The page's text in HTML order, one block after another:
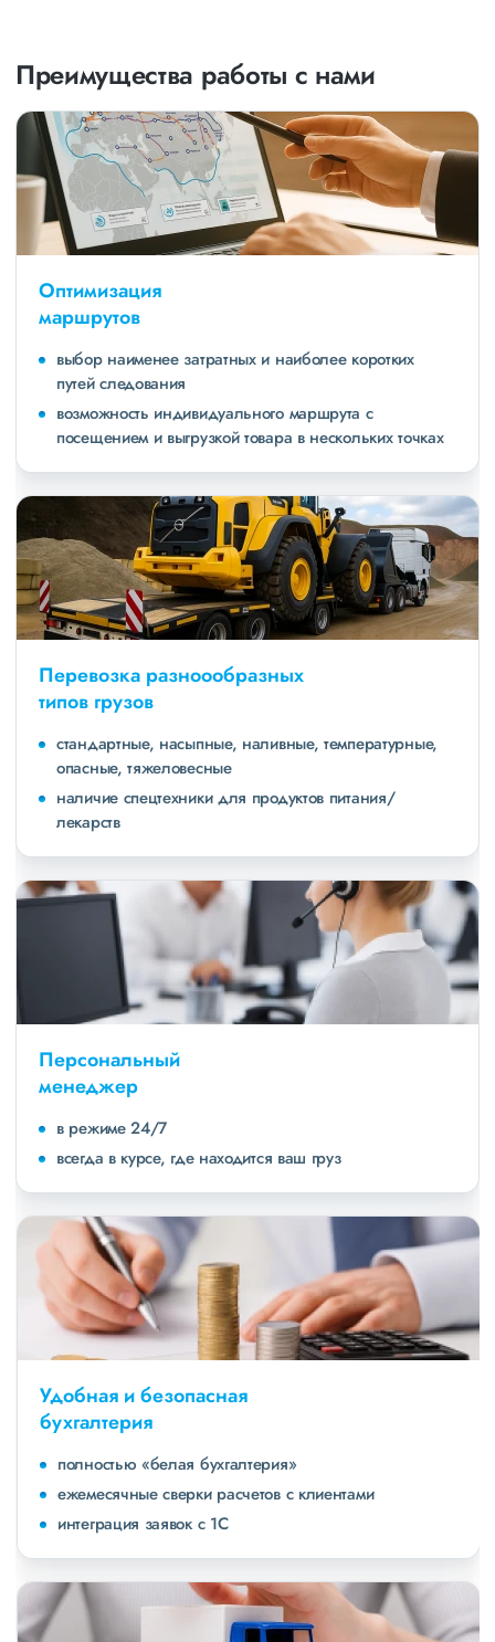
Преимущества работы с нами
Оптимизация
маршрутов
выбор наименее затратных и наиболее коротких
путей следования
возможность индивидуального маршрута с
посещением и выгрузкой товара в нескольких точках
Перевозка разноообразных
типов грузов
стандартные, насыпные, наливные, температурные,
опасные, тяжеловесные
наличие спецтехники для продуктов питания/
лекарств
Персональный
менеджер
в режиме 24/7
всегда в курсе, где находится ваш груз
Удобная и безопасная
бухгалтерия
полностью «белая бухгалтерия»
ежемесячные сверки расчетов с клиентами
интеграция заявок с 1С